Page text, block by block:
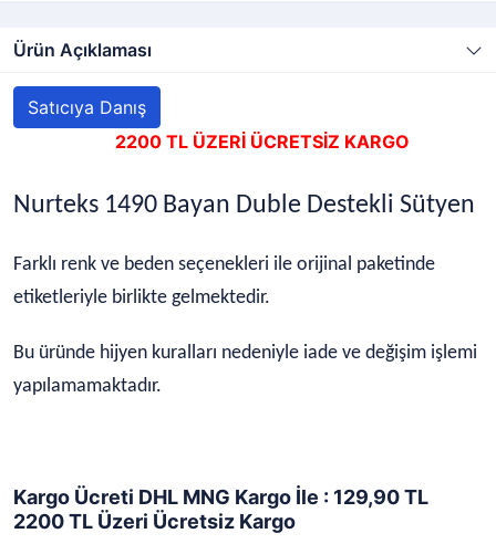
Ürün Açıklaması
Satıcıya Danış
2200 TL ÜZERİ ÜCRETSİZ KARGO
Nurteks 1490 Bayan Duble Destekli Sütyen
Farklı renk ve beden seçenekleri ile orijinal paketinde
etiketleriyle birlikte gelmektedir.
Bu üründe hijyen kuralları nedeniyle iade ve değişim işlemi
yapılamamaktadır.
Kargo Ücreti DHL MNG Kargo İle : 129,90 TL
2200 TL Üzeri Ücretsiz Kargo